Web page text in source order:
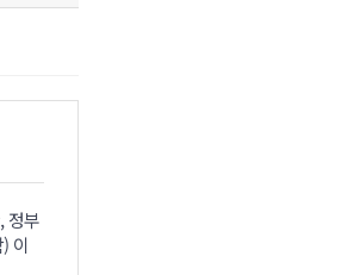
정부
이